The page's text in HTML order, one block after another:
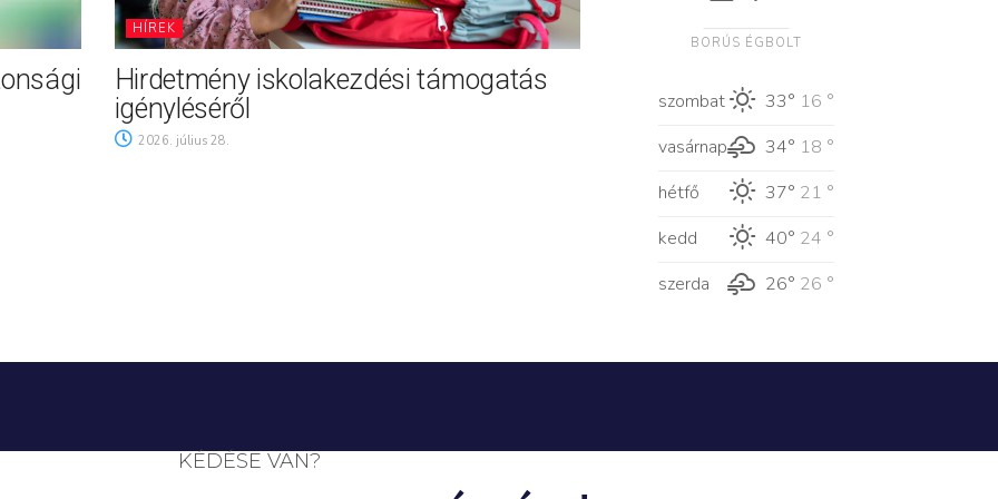
HÍREK
Hirdetmény iskolakezdési támogatás
igényléséről
2026. július 28.
BORÚS ÉGBOLT
szombat 33° 16 °
vasárnap
34° 18 °
hétfő
37° 21 °
kedd
40° 24 °
szerda
26° 26 °
KÉDÉSE VAN?